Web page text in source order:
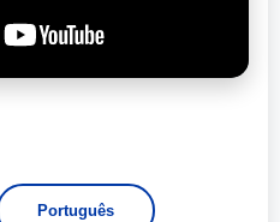
Português